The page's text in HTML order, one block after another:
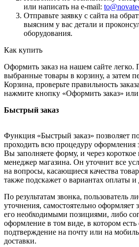
или написать на e-mail:
Отправьте заявку с сайта на
выясним у вас детали и
оборудования.
Как купить
Оформить заказ на нашем сайте легко.
выбранные товары в корзину, а затем
Корзина, проверьте правильность
нажмите кнопку «Оформить заказ»
Быстрый заказ
Функция «Быстрый заказ» позволяет
проходить всю процедуру оформления
Вы заполняете форму, и через
менеджер магазина. Он уточнит все
на вопросы, касающиеся качества
также подскажет о вариантах оплаты и
По результатам звонка, пользователь
уточнения, самостоятельно оформляет
его необходимыми позициями, либо
оформление в том виде, в котором есть
подтверждение на почту или на
доставки.